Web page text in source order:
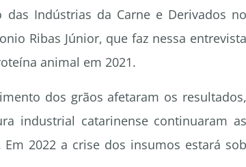
Indústrias da Carne e Derivados no
Ribas Júnior, que faz nessa entrevista
animal em 2021.
dos grãos afetaram os resultados,
industrial catarinense continuaram as
2022 a crise dos insumos estará sob